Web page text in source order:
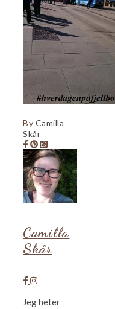
By Camilla
Skår
Camilla
Skår
Jeg heter